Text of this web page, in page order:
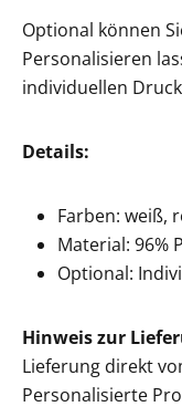
Optional können
Personalisieren
individuellen
Details:
Farben: weiß,
Material: 96%
Optional:
Hinweis zur
Lieferung direkt
Personalisierte